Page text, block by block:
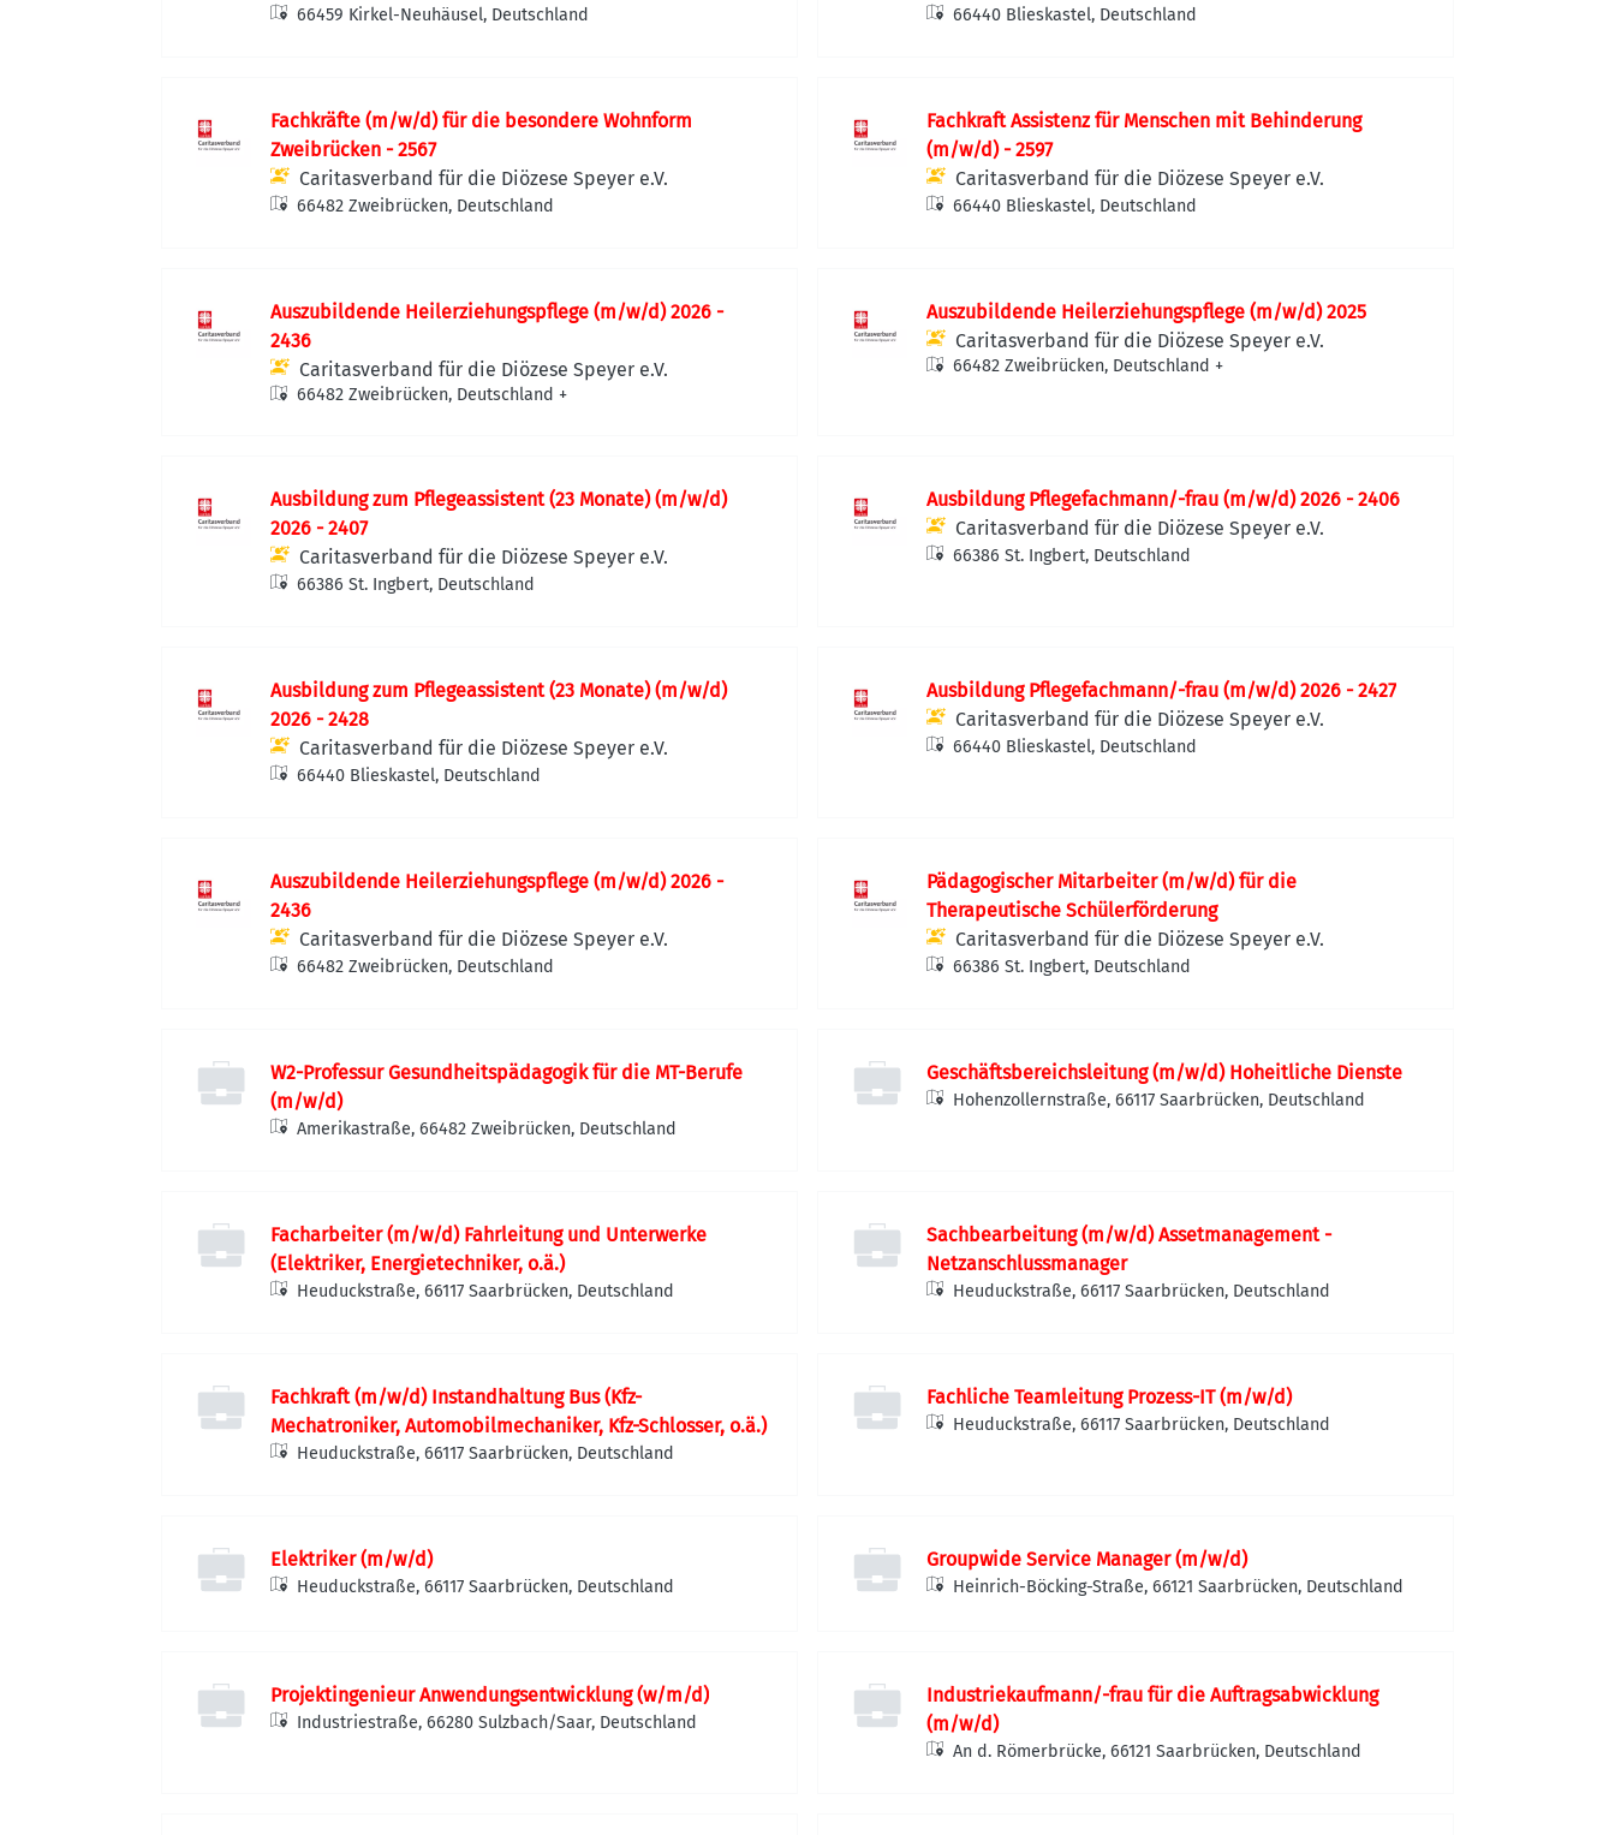
66459 Kirkel-Neuhäusel, Deutschland 66440 Blieskastel, Deutschland
Fachkräfte (m/w/d) für die besondere Wohnform
Zweibrücken - 2567
Caritasverband für die Diözese Speyer e.V.
66482 Zweibrücken, Deutschland
Fachkraft Assistenz für Menschen mit Behinderung
(m/w/d) - 2597
Caritasverband für die Diözese Speyer e.V.
66440 Blieskastel, Deutschland
Auszubildende Heilerziehungspflege (m/w/d) 2026 -
2436
Caritasverband für die Diözese Speyer e.V.
66482 Zweibrücken, Deutschland +
Auszubildende Heilerziehungspflege (m/w/d) 2025
Caritasverband für die Diözese Speyer e.V.
66482 Zweibrücken, Deutschland +
Ausbildung zum Pflegeassistent (23 Monate) (m/w/d)
2026 - 2407
Caritasverband für die Diözese Speyer e.V.
66386 St. Ingbert, Deutschland
Ausbildung Pflegefachmann/-frau (m/w/d) 2026 - 2406
Caritasverband für die Diözese Speyer e.V.
66386 St. Ingbert, Deutschland
Ausbildung zum Pflegeassistent (23 Monate) (m/w/d)
2026 - 2428
Caritasverband für die Diözese Speyer e.V.
66440 Blieskastel, Deutschland
Ausbildung Pflegefachmann/-frau (m/w/d) 2026 - 2427
Caritasverband für die Diözese Speyer e.V.
66440 Blieskastel, Deutschland
Auszubildende Heilerziehungspflege (m/w/d) 2026 -
2436
Caritasverband für die Diözese Speyer e.V.
66482 Zweibrücken, Deutschland
Pädagogischer Mitarbeiter (m/w/d) für die
Therapeutische Schülerförderung
Caritasverband für die Diözese Speyer e.V.
66386 St. Ingbert, Deutschland
W2-Professur Gesundheitspädagogik für die MT-Berufe
(m/w/d)
Amerikastraße, 66482 Zweibrücken, Deutschland
Geschäftsbereichsleitung (m/w/d) Hoheitliche Dienste
Hohenzollernstraße, 66117 Saarbrücken, Deutschland
Facharbeiter (m/w/d) Fahrleitung und Unterwerke
(Elektriker, Energietechniker, o.ä.)
Heuduckstraße, 66117 Saarbrücken, Deutschland
Sachbearbeitung (m/w/d) Assetmanagement -
Netzanschlussmanager
Heuduckstraße, 66117 Saarbrücken, Deutschland
Fachkraft (m/w/d) Instandhaltung Bus (Kfz-
Mechatroniker, Automobilmechaniker, Kfz-Schlosser, o.ä.)
Heuduckstraße, 66117 Saarbrücken, Deutschland
Fachliche Teamleitung Prozess-IT (m/w/d)
Heuduckstraße, 66117 Saarbrücken, Deutschland
Elektriker (m/w/d)
Heuduckstraße, 66117 Saarbrücken, Deutschland
Groupwide Service Manager (m/w/d)
Heinrich-Böcking-Straße, 66121 Saarbrücken, Deutschland
Projektingenieur Anwendungsentwicklung (w/m/d)
Industriestraße, 66280 Sulzbach/Saar, Deutschland
Industriekaufmann/-frau für die Auftragsabwicklung
(m/w/d)
An d. Römerbrücke, 66121 Saarbrücken, Deutschland